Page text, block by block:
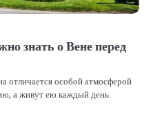
знать о Вене перед
отличается особой атмосферой
а живут ею каждый день.